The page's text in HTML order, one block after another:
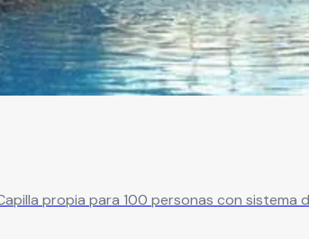
propia para 100 personas con